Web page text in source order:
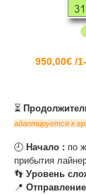
31
950,00€ /
⏳
адаптируется к
‌🕘 Начало : по
прибытия
‌👣 Уровень
‌📍